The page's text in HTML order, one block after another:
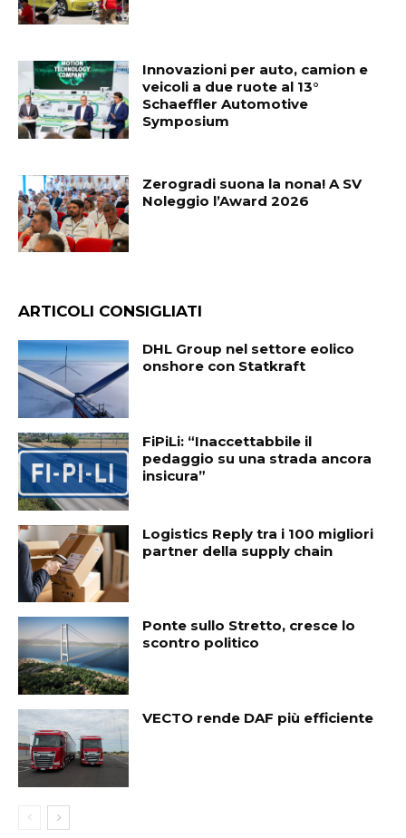
Innovazioni per auto, camion e
veicoli a due ruote al 13°
Schaeffler Automotive
Symposium
Zerogradi suona la nona! A SV
Noleggio l’Award 2026
ARTICOLI CONSIGLIATI
DHL Group nel settore eolico
onshore con Statkraft
FiPiLi: “Inaccettabbile il
pedaggio su una strada ancora
insicura”
Logistics Reply tra i 100 migliori
partner della supply chain
Ponte sullo Stretto, cresce lo
scontro politico
VECTO rende DAF più efficiente